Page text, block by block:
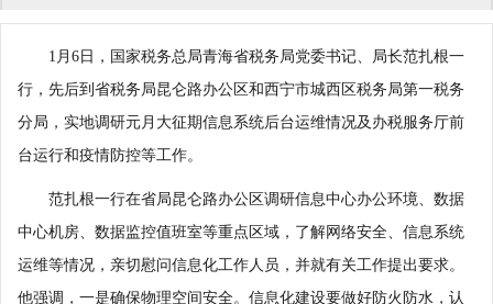
1月6日，国家税务总局青海省税务局党委书记、局长范扎根一
行，先后到省税务局昆仑路办公区和西宁市城西区税务局第一税务
分局，实地调研元月大征期信息系统后台运维情况及办税服务厅前
台运行和疫情防控等工作。
范扎根一行在省局昆仑路办公区调研信息中心办公环境、数据
中心机房、数据监控值班室等重点区域，了解网络安全、信息系统
运维等情况，亲切慰问信息化工作人员，并就有关工作提出要求。
他强调，一是确保物理空间安全。信息化建设要做好防火防水，认